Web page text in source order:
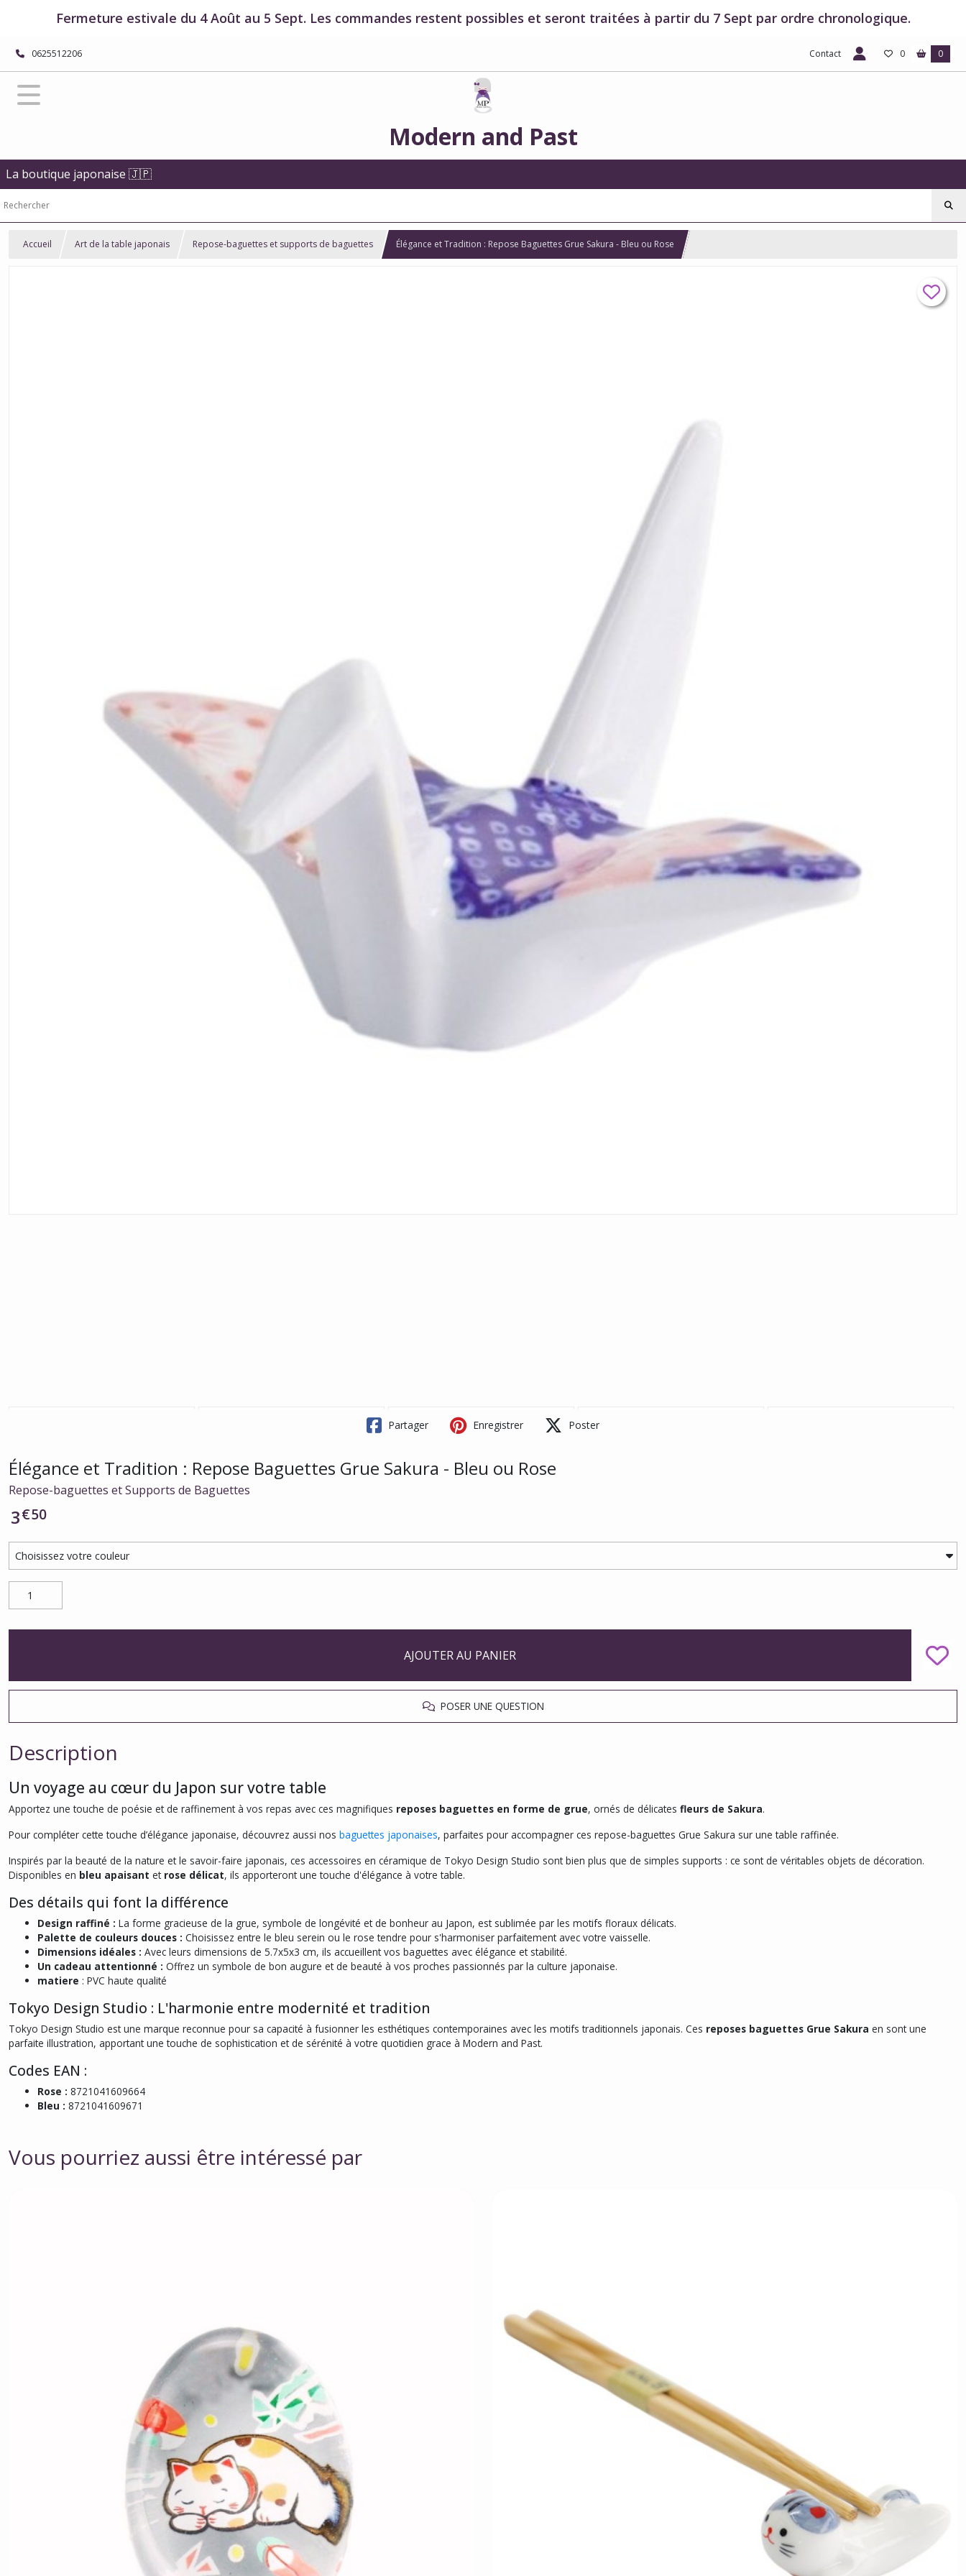
Fermeture estivale du 4 Août au 5 Sept. Les commandes restent possibles et seront traitées à partir du 7 Sept par ordre chronologique.
0625512206 Contact 0 0
Modern and Past
La boutique japonaise 🇯🇵
Accueil Art de la table japonais Repose-baguettes et supports de baguettes Élégance et Tradition : Repose Baguettes Grue Sakura - Bleu ou Rose
Partager Enregistrer Poster
Élégance et Tradition : Repose Baguettes Grue Sakura - Bleu ou Rose
Repose-baguettes et Supports de Baguettes
3€50
AJOUTER AU PANIER
POSER UNE QUESTION
Description
Un voyage au cœur du Japon sur votre table
Apportez une touche de poésie et de raffinement à vos repas avec ces magnifiques reposes baguettes en forme de grue, ornés de délicates fleurs de Sakura.
Pour compléter cette touche d’élégance japonaise, découvrez aussi nos baguettes japonaises, parfaites pour accompagner ces repose-baguettes Grue Sakura sur une table raffinée.
Inspirés par la beauté de la nature et le savoir-faire japonais, ces accessoires en céramique de Tokyo Design Studio sont bien plus que de simples supports : ce sont de véritables objets de décoration.
Disponibles en bleu apaisant et rose délicat, ils apporteront une touche d'élégance à votre table.
Des détails qui font la différence
Design raffiné : La forme gracieuse de la grue, symbole de longévité et de bonheur au Japon, est sublimée par les motifs floraux délicats.
Palette de couleurs douces : Choisissez entre le bleu serein ou le rose tendre pour s'harmoniser parfaitement avec votre vaisselle.
Dimensions idéales : Avec leurs dimensions de 5.7x5x3 cm, ils accueillent vos baguettes avec élégance et stabilité.
Un cadeau attentionné : Offrez un symbole de bon augure et de beauté à vos proches passionnés par la culture japonaise.
matiere : PVC haute qualité
Tokyo Design Studio : L'harmonie entre modernité et tradition
Tokyo Design Studio est une marque reconnue pour sa capacité à fusionner les esthétiques contemporaines avec les motifs traditionnels japonais. Ces reposes baguettes Grue Sakura en sont une
parfaite illustration, apportant une touche de sophistication et de sérénité à votre quotidien grace à Modern and Past.
Codes EAN :
Rose : 8721041609664
Bleu : 8721041609671
Vous pourriez aussi être intéressé par